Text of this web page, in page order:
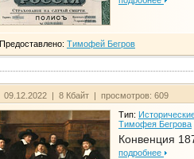
Предоставлено: Тимофей Бегров
09.12.2022 | 8 Кбайт | просмотров: 609
Тип:
Тимофея Бегрова
Конвенция
подробнее